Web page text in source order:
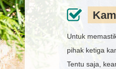
Untuk
pihak ketiga
Tentu saja,